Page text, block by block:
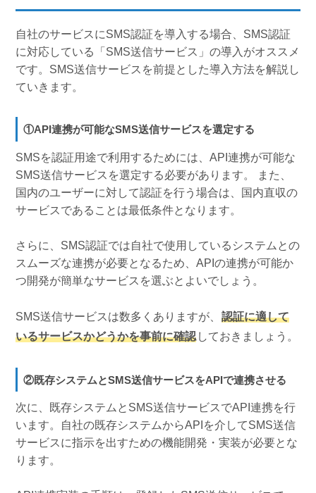
自社のサービスにSMS認証を導入する場合、SMS認証
に対応している「SMS送信サービス」の導入がオススメ
です。SMS送信サービスを前提とした導入方法を解説し
ていきます。
①API連携が可能なSMS送信サービスを選定する
SMSを認証用途で利用するためには、API連携が可能な
SMS送信サービスを選定する必要があります。 また、
国内のユーザーに対して認証を行う場合は、国内直収の
サービスであることは最低条件となります。
さらに、SMS認証では自社で使用しているシステムとの
スムーズな連携が必要となるため、APIの連携が可能か
つ開発が簡単なサービスを選ぶとよいでしょう。
SMS送信サービスは数多くありますが、 認証に適して
いるサービスかどうかを事前に確認 しておきましょう。
②既存システムとSMS送信サービスをAPIで連携させる
次に、既存システムとSMS送信サービスでAPI連携を行
います。自社の既存システムからAPIを介してSMS送信
サービスに指示を出すための機能開発・実装が必要とな
ります。